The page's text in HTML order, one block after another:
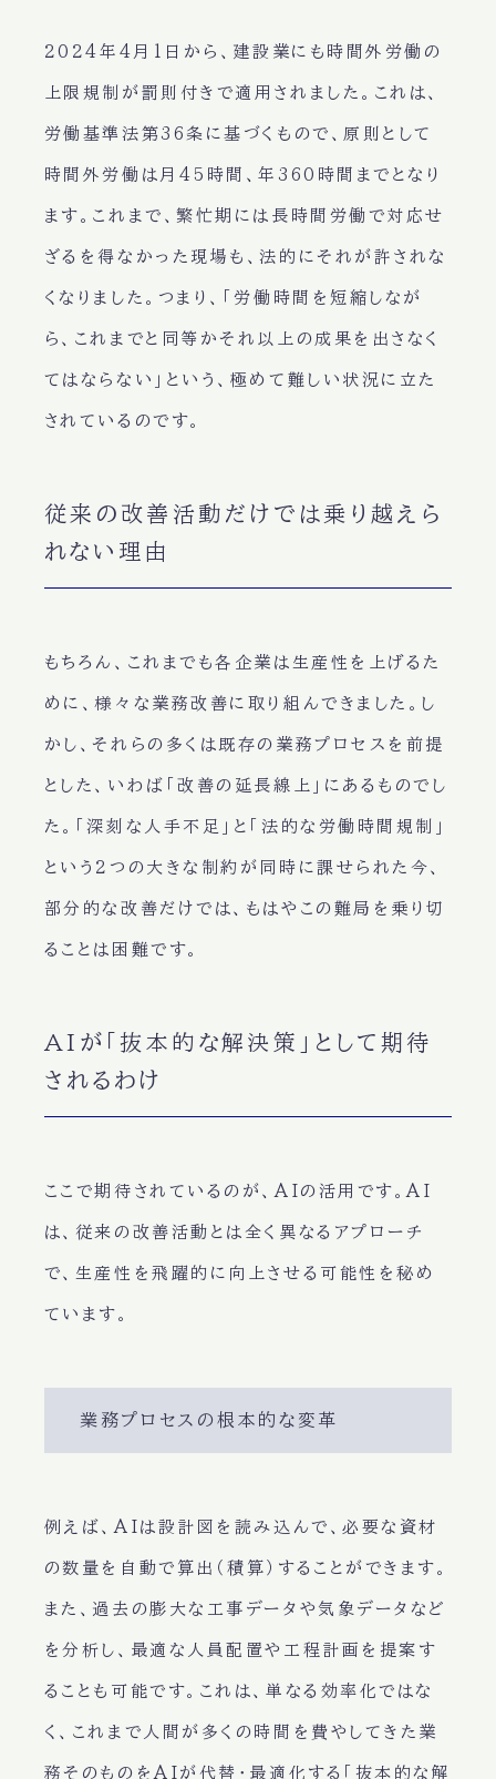
2024年4月1日から、建設業にも時間外労働の
上限規制が罰則付きで適用されました。これは、
労働基準法第36条に基づくもので、原則として
時間外労働は月45時間、年360時間までとなり
ます。これまで、繁忙期には長時間労働で対応せ
ざるを得なかった現場も、法的にそれが許されな
くなりました。つまり、「労働時間を短縮しなが
ら、これまでと同等かそれ以上の成果を出さなく
てはならない」という、極めて難しい状況に立た
されているのです。
従来の改善活動だけでは乗り越えら
れない理由
もちろん、これまでも各企業は生産性を上げるた
めに、様々な業務改善に取り組んできました。し
かし、それらの多くは既存の業務プロセスを前提
とした、いわば「改善の延長線上」にあるものでし
た。「深刻な人手不足」と「法的な労働時間規制」
という2つの大きな制約が同時に課せられた今、
部分的な改善だけでは、もはやこの難局を乗り切
ることは困難です。
AIが「抜本的な解決策」として期待
されるわけ
ここで期待されているのが、AIの活用です。AI
は、従来の改善活動とは全く異なるアプローチ
で、生産性を飛躍的に向上させる可能性を秘め
ています。
業務プロセスの根本的な変革
例えば、AIは設計図を読み込んで、必要な資材
の数量を自動で算出（積算）することができます。
また、過去の膨大な工事データや気象データなど
を分析し、最適な人員配置や工程計画を提案す
ることも可能です。これは、単なる効率化ではな
く、これまで人間が多くの時間を費やしてきた業
務そのものをAIが代替・最適化する「抜本的な解